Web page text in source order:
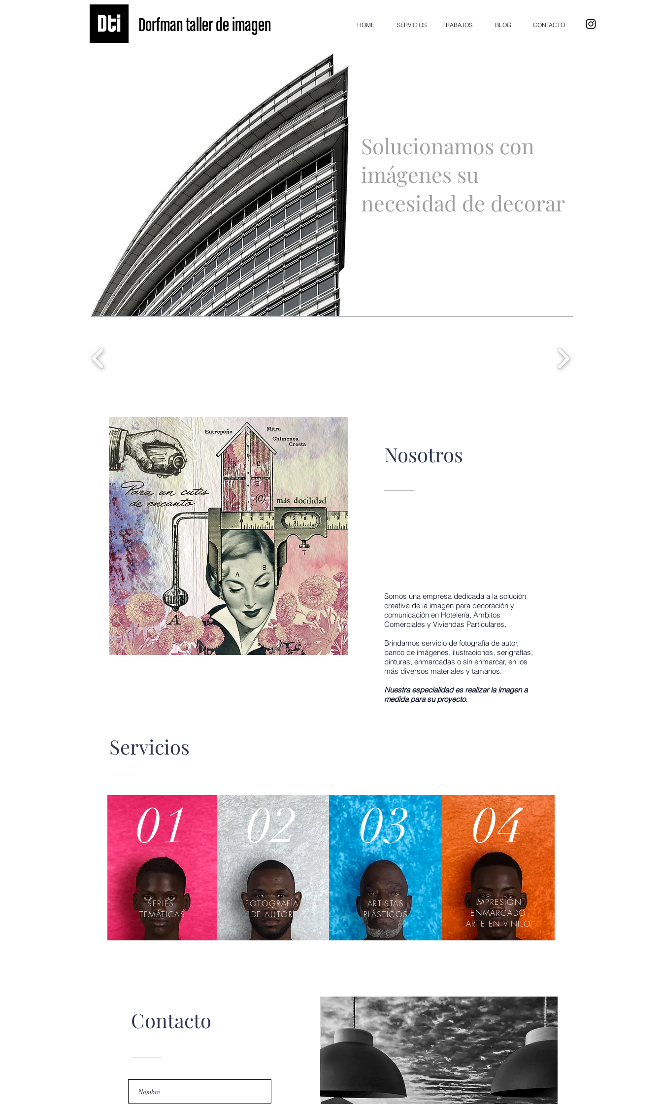
Dorfman taller de imagen HOME SERVICIOS TRABAJOS BLOG CONTACTO
Solucionamos con
imágenes su
necesidad de decorar
Nosotros
Somos una empresa dedicada a la solución
creativa de la imagen para decoración y
comunicación en Hotelería, Ámbitos
Comerciales y Viviendas Particulares.
Brindamos servicio de fotografía de autor,
banco de imágenes, ilustraciones, serigrafías,
pinturas, enmarcadas o sin enmarcar, en los
más diversos materiales y tamaños.
Nuestra especialidad es realizar la imagen a
medida para su proyecto.
Servicios
01
SERIES
TEMÁTICAS
02
FOTOGRAFÍA
DE AUTOR
03
ARTISTAS
PLÁSTICOS
04
IMPRESIÓN
ENMARCADO
ARTE EN VINILO
Contacto